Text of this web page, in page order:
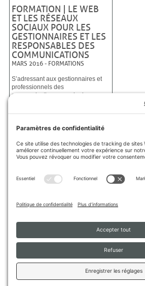
FORMATION | LE WEB
ET LES RÉSEAUX
SOCIAUX POUR LES
GESTIONNAIRES ET LES
RESPONSABLES DES
COMMUNICATIONS
MARS 2016 - FORMATIONS
S’adressant aux gestionnaires et
professionnels des
communications au sein des
d’informations stratégiques sur les
sur la conception d’un plan de
communication pour les médias
sociaux. La formation aborde le
réseaux sociaux, la création
d’identité Web, les techniques
l’optimisation de la présence en
ligne, la conception d’un plan
communiquer avecNOTRE
qui évaluera la possibilité
d’organiser une formation dans
votre région.